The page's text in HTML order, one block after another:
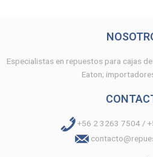
Especialistas en repuestos para cajas
Eaton;
+56 2 3263 7504 /